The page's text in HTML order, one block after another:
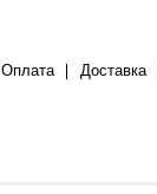
Оплата Доставка